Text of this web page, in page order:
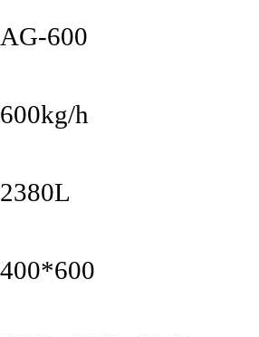
AG-600
600kg/h
2380L
400*600